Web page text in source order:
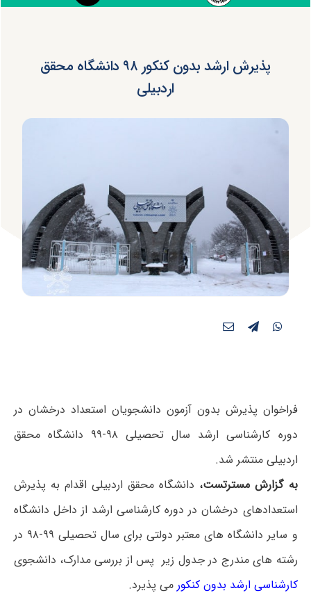
پذیرش ارشد بدون کنکور ۹۸ دانشگاه محقق
اردبیلی
فراخوان پذیرش بدون آزمون دانشجویان استعداد درخشان در
دوره کارشناسی ارشد سال تحصیلی ۹۸-۹۹ دانشگاه محقق
اردبیلی منتشر شد.
به گزارش مسترتست، دانشگاه محقق اردبیلی اقدام به پذیرش
استعدادهای درخشان در دوره کارشناسی ارشد از داخل دانشگاه
و سایر دانشگاه های معتبر دولتی برای سال تحصیلی ۹۹-۹۸ در
رشته های مندرج در جدول زیر پس از بررسی مدارک، دانشجوی
کارشناسی ارشد بدون کنکور می پذیرد.